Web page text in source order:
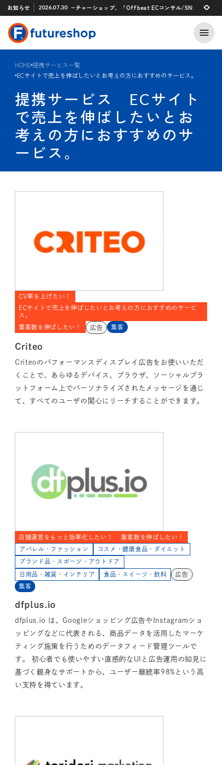
お知らせ
アプリ 「STAFF START」とのタグ連携を開始
2026.07.30
フューチャーショップ、「Offbeat ECコンサル/SNSマーケティング
2026.07.29
HOME 提携サービス一覧
ECサイトで売上を伸ばしたいとお考えの方におすすめのサービス。
提携サービス ECサイト
で売上を伸ばしたいとお
考えの方におすすめのサ
ービス。
CV率を上げたい！
ECサイトで売上を伸ばしたいとお考えの方におすすめのサービ
ス。
集客数を伸ばしたい！
広告 集客
Criteo
Criteoのパフォーマンスディスプレイ広告をお使いいただ
くことで、あらゆるデバイス、ブラウザ、ソーシャルプラ
ットフォーム上でパーソナライズされたメッセージを通じ
て、すべてのユーザの関心にリーチすることができます。
店舗運営をもっと効率化したい！ 集客数を伸ばしたい！
アパレル・ファッション コスメ・健康食品・ダイエット
ブランド品・スポーツ・アウトドア
日用品・雑貨・インテリア 食品・スイーツ・飲料 広告
集客
dfplus.io
dfplus.io は、Googleショッピング広告やInstagramショ
ッピングなどに代表される、商品データを活用したマーケ
ティング施策を行うためのデータフィード管理ツールで
す。 初心者でも使いやすい直感的なUIと広告運用の知見に
基づく親身なサポートから、ユーザー継続率98%という高
い支持を得ています。